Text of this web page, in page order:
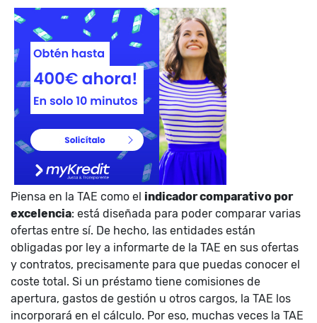
Piensa en la TAE como el indicador comparativo por
excelencia: está diseñada para poder comparar varias
ofertas entre sí. De hecho, las entidades están
obligadas por ley a informarte de la TAE en sus ofertas
y contratos, precisamente para que puedas conocer el
coste total. Si un préstamo tiene comisiones de
apertura, gastos de gestión u otros cargos, la TAE los
incorporará en el cálculo. Por eso, muchas veces la TAE